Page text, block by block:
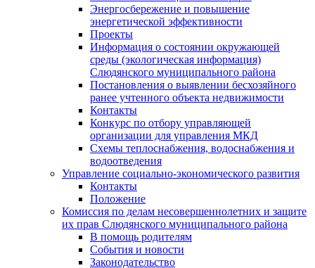
Энергосбережение и повышение
энергетической эффективности
Проекты
Информация о состоянии окружающей
среды (экологическая информация)
Слюдянского муниципального района
Постановления о выявлении бесхозяйного
ранее учтенного объекта недвижимости
Контакты
Конкурс по отбору управляющей
организации для управления МКД
Схемы теплоснабжения, водоснабжения и
водоотведения
Управление социально-экономического развития
Контакты
Положение
Комиссия по делам несовершеннолетних и защите
их прав Слюдянского муниципального района
В помощь родителям
События и новости
Законодательство